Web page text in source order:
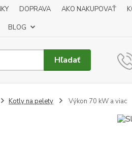
DOPRAVA AKO NAKUPOVAŤ
BLOG
Hľadať
Kotly na pelety Výkon 70 kW a viac